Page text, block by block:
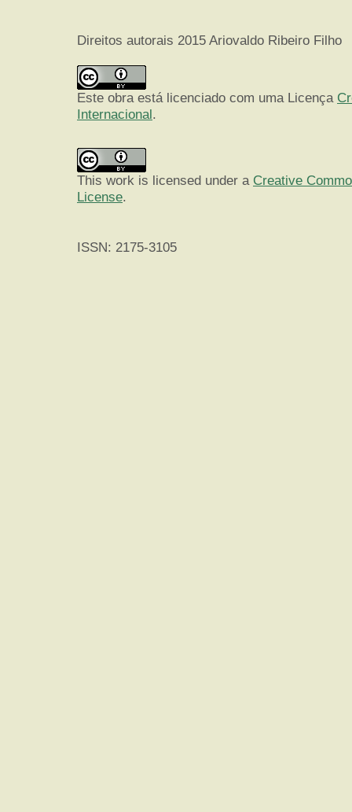
Direitos autorais 2015 Ariovaldo Ribeiro Filho
Este obra está licenciado com uma Licença
Internacional.
This work is licensed under a Creative
License.
ISSN: 2175-3105